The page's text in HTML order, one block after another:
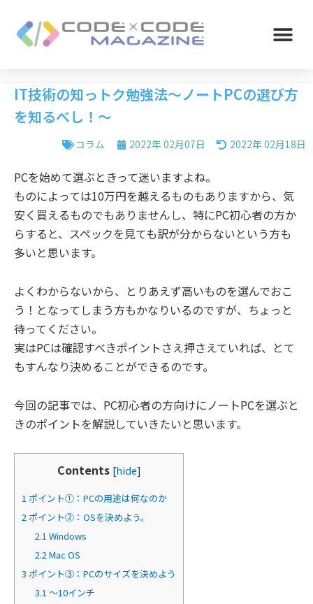
IT技術の知っトク勉強法～ノートPCの選び方
を知るべし！～
コラム 2022年 02月07日 2022年 02月18日
PCを始めて選ぶときって迷いますよね。
ものによっては10万円を越えるものもありますから、気
安く買えるものでもありませんし、特にPC初心者の方か
らすると、スペックを見ても訳が分からないという方も
多いと思います。
よくわからないから、とりあえず高いものを選んでおこ
う！となってしまう方もかなりいるのですが、ちょっと
待ってください。
実はPCは確認すべきポイントさえ押さえていれば、とて
もすんなり決めることができるのです。
今回の記事では、PC初心者の方向けにノートPCを選ぶと
きのポイントを解説していきたいと思います。
Contents [hide]
1 ポイント①：PCの用途は何なのか
2 ポイント②：OSを決めよう。
2.1 Windows
2.2Mac OS
3 ポイント③：PCのサイズを決めよう
3.1 ～10インチ